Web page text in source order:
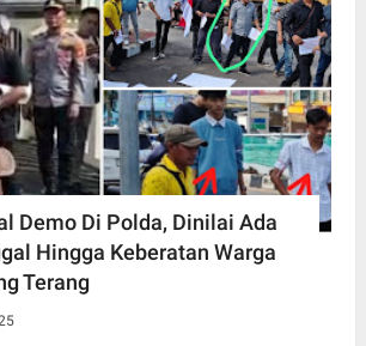
Demo Di Polda, Dinilai Ada
Hingga Keberatan Warga
Terang